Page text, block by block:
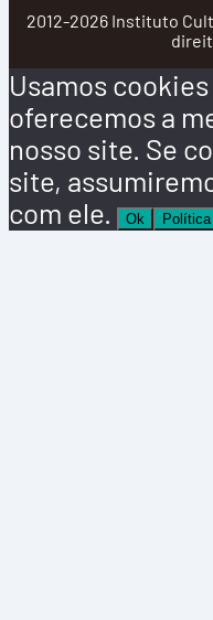
2012-2026 Instituto
Usamos
oferecemos a
nosso site. Se
site,
com ele.
Ok